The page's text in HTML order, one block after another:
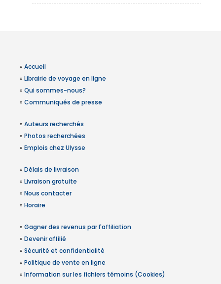
» Accueil
» Librairie de voyage en ligne
» Qui sommes-nous?
» Communiqués de presse
» Auteurs recherchés
» Photos recherchées
» Emplois chez Ulysse
» Délais de livraison
» Livraison gratuite
» Nous contacter
» Horaire
» Gagner des revenus par l'affiliation
» Devenir affilié
» Sécurité et confidentialité
» Politique de vente en ligne
» Information sur les fichiers témoins (Cookies)